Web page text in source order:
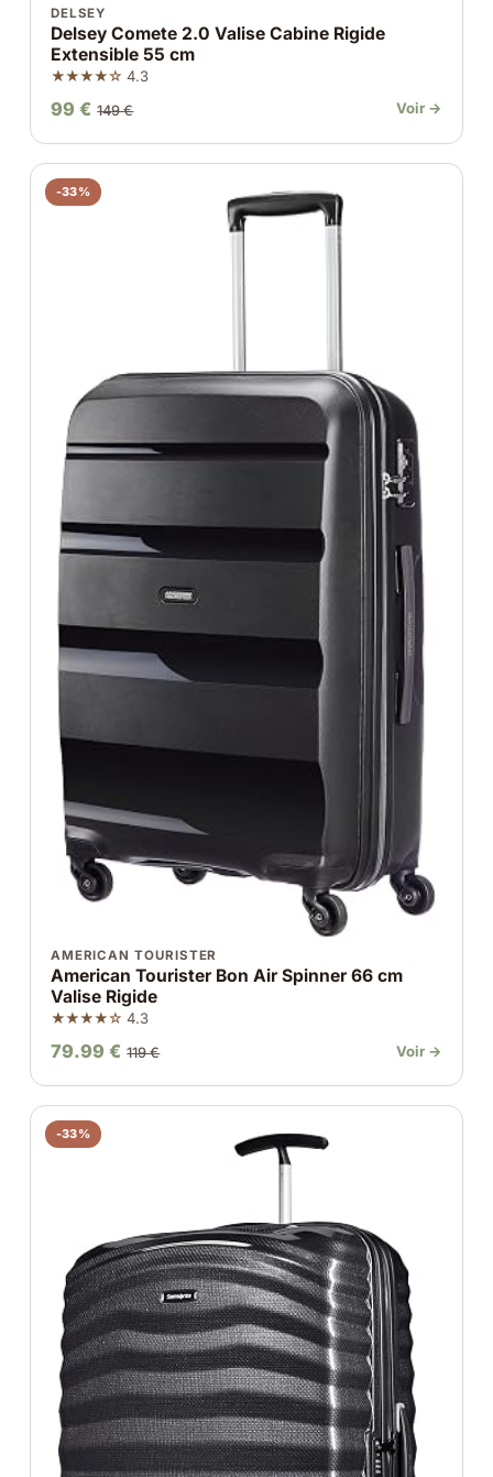
DELSEY
Delsey Comete 2.0 Valise Cabine Rigide
Extensible 55 cm
★★★★☆ 4.3
99 € 149 € Voir →
-33%
AMERICAN TOURISTER
American Tourister Bon Air Spinner 66 cm
Valise Rigide
★★★★☆ 4.3
79.99 € 119 € Voir →
-33%